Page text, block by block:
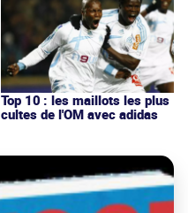
Top 10 : les maillots les plus
cultes de l'OM avec adidas